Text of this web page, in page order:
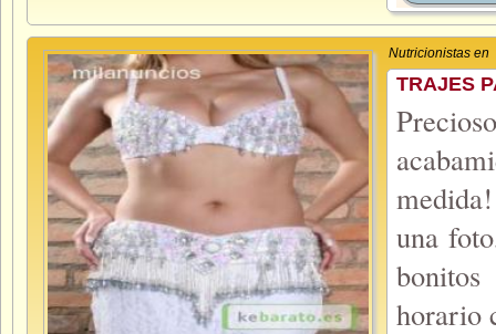
Nutricionistas en
TRAJES
una
horario